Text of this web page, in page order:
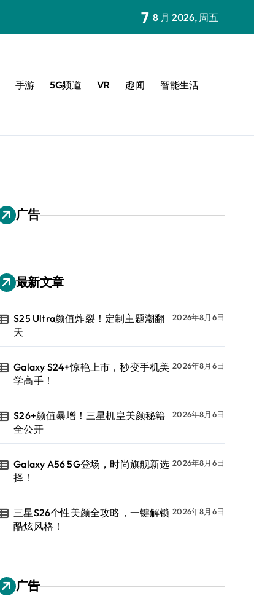
7 8 月 2026, 周五
手游 5G频道 VR 趣闻 智能生活
广告
最新文章
S25 Ultra颜值炸裂！定制主题潮翻
天
2026年8月6日
Galaxy S24+惊艳上市，秒变手机美
学高手！
2026年8月6日
S26+颜值暴增！三星机皇美颜秘籍
全公开
2026年8月6日
Galaxy A56 5G登场，时尚旗舰新选
择！
2026年8月6日
三星S26个性美颜全攻略，一键解锁
酷炫风格！
2026年8月6日
广告